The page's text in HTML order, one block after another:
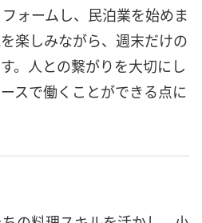
ォームし、民泊業を始めま
楽しみながら、週末だけの
。人との繋がりを大切にし
スで働くことができる点に